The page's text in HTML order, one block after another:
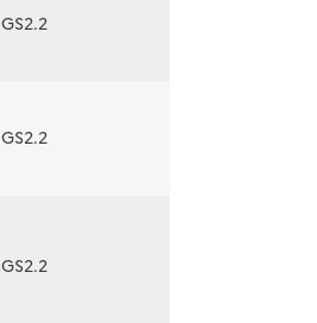
GS2.2
GS2.2
GS2.2